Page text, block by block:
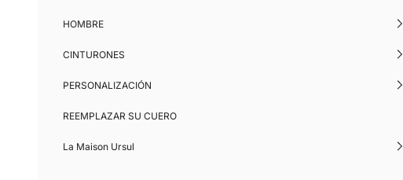
HOMBRE
CINTURONES
PERSONALIZACIÓN
REEMPLAZAR SU CUERO
La Maison Ursul